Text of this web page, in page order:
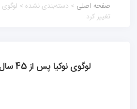
صفحه اصلی
تغییر کرد
لوگوی نوکیا پس از 45 سال تغییر کرد